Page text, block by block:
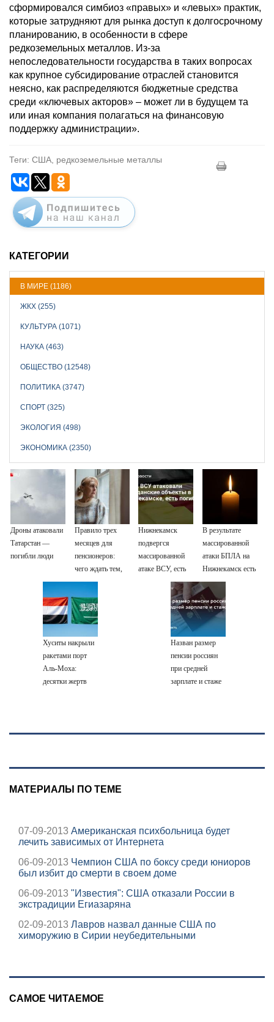
сформировался симбиоз «правых» и «левых» практик,
которые затрудняют для рынка доступ к долгосрочному
планированию, в особенности в сфере
редкоземельных металлов. Из-за
непоследовательности государства в таких вопросах
как крупное субсидирование отраслей становится
неясно, как распределяются бюджетные средства
среди «ключевых акторов» – может ли в будущем та
или иная компания полагаться на финансовую
поддержку администрации».
Теги: США, редкоземельные металлы
КАТЕГОРИИ
В МИРЕ (1186)
ЖКХ (255)
КУЛЬТУРА (1071)
НАУКА (463)
ОБЩЕСТВО (12548)
ПОЛИТИКА (3747)
СПОРТ (325)
ЭКОЛОГИЯ (498)
ЭКОНОМИКА (2350)
Дроны атаковали
Татарстан —
погибли люди
Правило трех
месяцев для
пенсионеров:
чего ждать тем,
кому приходит
пенсия на карту
Нижнекамск
подвергся
массированной
атаке ВСУ, есть
В результате
массированной
атаки БПЛА на
Нижнекамск есть
погибшие
Хуситы накрыли
ракетами порт
Аль-Моха:
десятки жертв
Назван размер
пенсии россиян
при средней
зарплате и стаже
МАТЕРИАЛЫ ПО ТЕМЕ
07-09-2013 Американская психбольница будет
лечить зависимых от Интернета
06-09-2013 Чемпион США по боксу среди юниоров
был избит до смерти в своем доме
06-09-2013 "Известия": США отказали России в
экстрадиции Егиазаряна
02-09-2013 Лавров назвал данные США по
химоружию в Сирии неубедительными
САМОЕ ЧИТАЕМОЕ